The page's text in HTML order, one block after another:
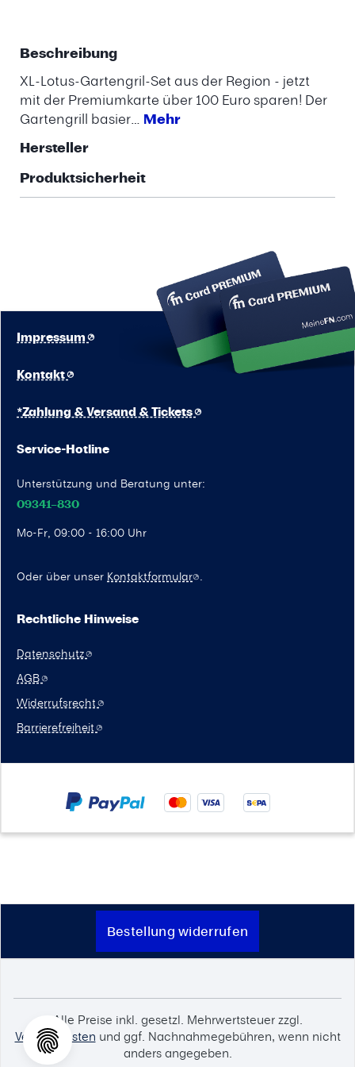
Beschreibung
XL-Lotus-Gartengril-Set aus der Region - jetzt
mit der Premiumkarte über 100 Euro sparen! Der
Gartengrill basier… Mehr
Hersteller
Produktsicherheit
Service-Hotline
Unterstützung und Beratung unter:
09341–830
Mo-Fr, 09:00 - 16:00 Uhr
Oder über unser Kontaktformular .
Kontakt
Impressum
*Zahlung & Versand & Tickets
Rechtliche Hinweise
Datenschutz
AGB
Widerrufsrecht
Barrierefreiheit
Bestellung widerrufen
Alle Preise inkl. gesetzl. Mehrwertsteuer zzgl.
Versandkosten und ggf. Nachnahmegebühren, wenn nicht
anders angegeben.